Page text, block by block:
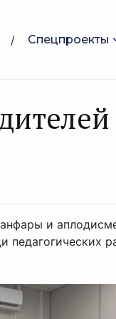
Спецпроекты
и
педагогических